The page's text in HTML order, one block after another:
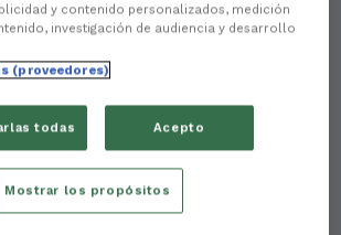
y contenido personalizados, medición
investigación de audiencia y desarrollo
(proveedores)
todas Acepto
Mostrar los propósitos